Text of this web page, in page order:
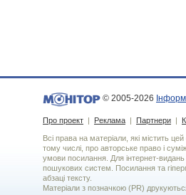
© 2005-2026
Про проект | Реклама | Партнери |
Всі права на матеріали, які містить
тому числі, про авторське право і
умови посилання. Для iнтернет-
пошукових систем. Посилання та
абзаці тексту.
Матеріали з позначкою (PR)